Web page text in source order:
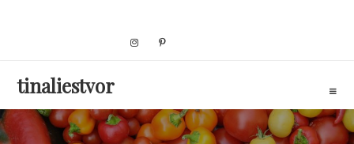
tinaliestvor